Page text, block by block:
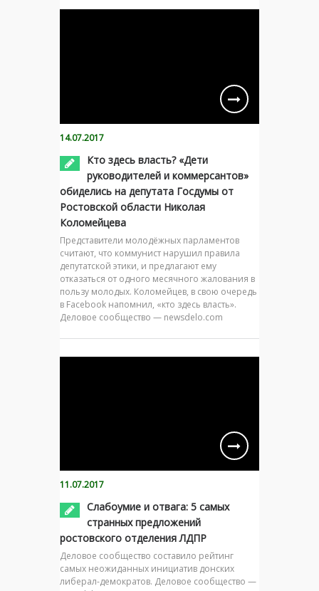
14.07.2017
Кто здесь власть? «Дети
руководителей и коммерсантов»
обиделись на депутата Госдумы от
Ростовской области Николая
Коломейцева
Представители молодёжных парламентов
считают, что коммунист нарушил правила
депутатской этики, и предлагают ему
отказаться от одного месячного жалования в
пользу молодых. Коломейцев, в свою очередь
в Facebook напомнил, «кто здесь власть».
Деловое сообщество — newsdelo.com
11.07.2017
Слабоумие и отвага: 5 самых
странных предложений
ростовского отделения ЛДПР
Деловое сообщество составило рейтинг
самых неожиданных инициатив донских
либерал-демократов. Деловое сообщество —